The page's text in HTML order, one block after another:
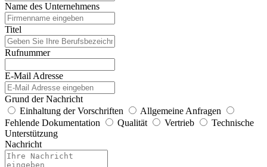
Name des Unternehmens
Titel
Rufnummer
E-Mail Adresse
Grund der Nachricht
Einhaltung der Vorschriften
Allgemeine Anfragen
Fehlende Dokumentation
Qualität Vertrieb
Technische
Unterstützung
Nachricht